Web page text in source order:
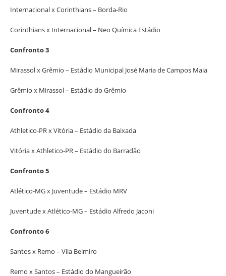
Internacional x Corinthians – Borda-Rio
Corinthians x Internacional – Neo Química Estádio
Confronto 3
Mirassol x Grêmio – Estádio Municipal José Maria de Campos Maia
Grêmio x Mirassol – Estádio do Grêmio
Confronto 4
Athletico-PR x Vitória – Estádio da Baixada
Vitória x Athletico-PR – Estádio do Barradão
Confronto 5
Atlético-MG x Juventude – Estádio MRV
Juventude x Atlético-MG – Estádio Alfredo Jaconi
Confronto 6
Santos x Remo – Vila Belmiro
Remo x Santos – Estádio do Mangueirão